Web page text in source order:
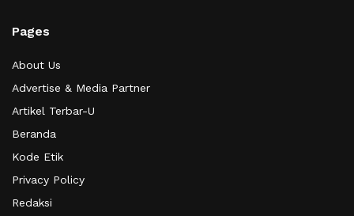
Pages
About Us
Advertise & Media Partner
Artikel Terbar-U
Beranda
Kode Etik
Privacy Policy
Redaksi